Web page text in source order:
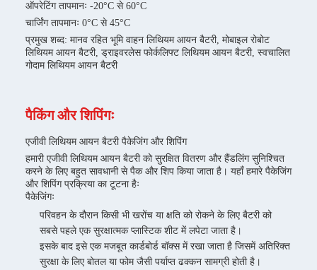
ऑपरेटिंग तापमानः -20°C से 60°C
चार्जिंग तापमानः 0°C से 45°C
प्रमुख शब्द: मानव रहित भूमि वाहन लिथियम आयन बैटरी, मोबाइल रोबोट
लिथियम आयन बैटरी, ड्राइवरलेस फोर्कलिफ्ट लिथियम आयन बैटरी, स्वचालित
गोदाम लिथियम आयन बैटरी
पैकिंग और शिपिंगः
एजीवी लिथियम आयन बैटरी पैकेजिंग और शिपिंग
हमारी एजीवी लिथियम आयन बैटरी को सुरक्षित वितरण और हैंडलिंग सुनिश्चित
करने के लिए बहुत सावधानी से पैक और शिप किया जाता है। यहाँ हमारे पैकेजिंग
और शिपिंग प्रक्रिया का टूटना हैः
पैकेजिंगः
परिवहन के दौरान किसी भी खरोंच या क्षति को रोकने के लिए बैटरी को
सबसे पहले एक सुरक्षात्मक प्लास्टिक शीट में लपेटा जाता है।
इसके बाद इसे एक मजबूत कार्डबोर्ड बॉक्स में रखा जाता है जिसमें अतिरिक्त
सुरक्षा के लिए बोतल या फोम जैसी पर्याप्त ढक्कन सामग्री होती है।